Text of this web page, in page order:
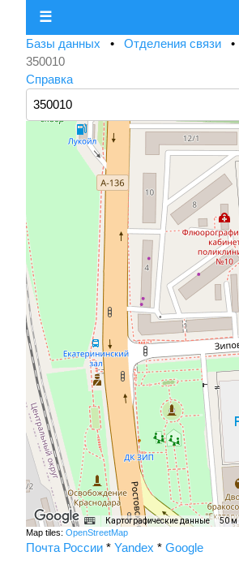
☰
Базы данных • Отделения связи •
350010
Справка
Картографические данные 50 м
Map tiles: OpenStreetMap
Почта России * Yandex * Google